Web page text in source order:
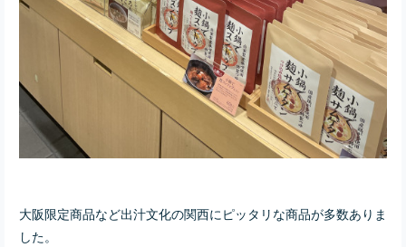
大阪限定商品など出汁文化の関西にピッタリな商品が多数ありま
した。